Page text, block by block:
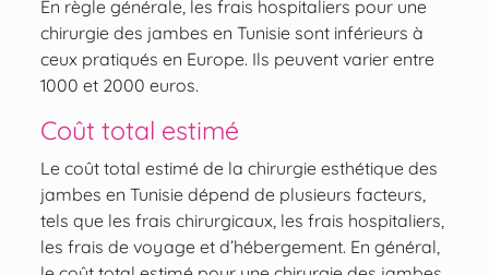
En règle générale, les frais hospitaliers pour une
chirurgie des jambes en Tunisie sont inférieurs à
ceux pratiqués en Europe. Ils peuvent varier entre
1000 et 2000 euros.
Coût total estimé
Le coût total estimé de la chirurgie esthétique des
jambes en Tunisie dépend de plusieurs facteurs,
tels que les frais chirurgicaux, les frais hospitaliers,
les frais de voyage et d’hébergement. En général,